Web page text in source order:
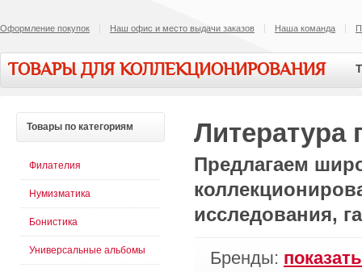
Оформление покупок Наш офис и место выдачи заказов Наша команда
ТОВАРЫ ДЛЯ КОЛЛЕКЦИОНИРОВАНИЯ
Литература
Предлагаем
исследования,
Бренды:
Товары по категориям
Филателия
Нумизматика
Бонистика
Универсальные альбомы